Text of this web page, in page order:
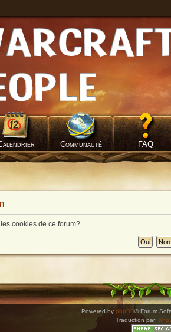
Communauté FAQ
cookies de ce forum?
Powered by phpBB® Forum
Traduction par: